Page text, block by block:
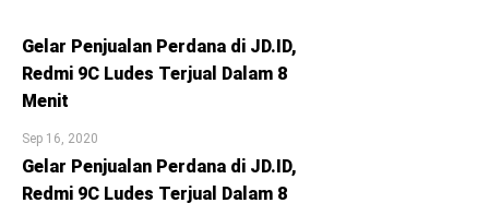
Gelar Penjualan Perdana di JD.ID,
Redmi 9C Ludes Terjual Dalam 8
Menit
Sep 16, 2020
Gelar Penjualan Perdana di JD.ID,
Redmi 9C Ludes Terjual Dalam 8